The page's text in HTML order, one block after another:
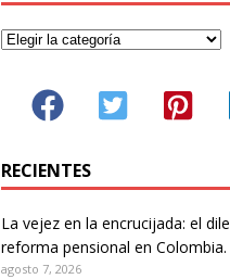
RECIENTES
La vejez en la encrucijada: el
reforma pensional en
agosto 7, 2026